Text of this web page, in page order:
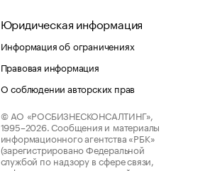
Юридическая информация
Информация об ограничениях
Правовая информация
О соблюдении авторских прав
© АО «РОСБИЗНЕСКОНСАЛТИНГ»,
1995–2026. Сообщения и материалы
информационного агентства «РБК»
(зарегистрировано Федеральной
службой по надзору в сфере связи,